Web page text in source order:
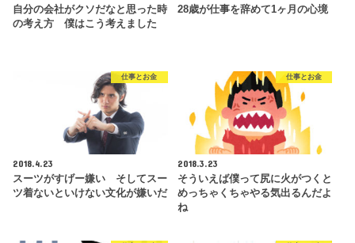
自分の会社がクソだなと思った時
の考え方 僕はこう考えました
28歳が仕事を辞めて1ヶ月の心境
仕事とお金
2018.4.23
スーツがすげー嫌い そしてスー
ツ着ないといけない文化が嫌いだ
仕事とお金
2018.3.23
そういえば僕って尻に火がつくと
めっちゃくちゃやる気出るんだよ
ね